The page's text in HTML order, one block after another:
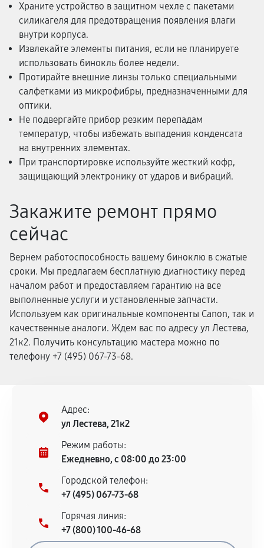
Храните устройство в защитном чехле с пакетами
силикагеля для предотвращения появления влаги
внутри корпуса.
Извлекайте элементы питания, если не планируете
использовать бинокль более недели.
Протирайте внешние линзы только специальными
салфетками из микрофибры, предназначенными для
оптики.
Не подвергайте прибор резким перепадам
температур, чтобы избежать выпадения конденсата
на внутренних элементах.
При транспортировке используйте жесткий кофр,
защищающий электронику от ударов и вибраций.
Закажите ремонт прямо
сейчас
Вернем работоспособность вашему биноклю в сжатые
сроки. Мы предлагаем бесплатную диагностику перед
началом работ и предоставляем гарантию на все
выполненные услуги и установленные запчасти.
Используем как оригинальные компоненты Canon, так и
качественные аналоги. Ждем вас по адресу ул Лестева,
21к2. Получить консультацию мастера можно по
телефону +7 (495) 067-73-68.
Адрес:
ул Лестева, 21к2
Режим работы:
Ежедневно, с 08:00 до 23:00
Городской телефон:
+7 (495) 067-73-68
Горячая линия:
+7 (800) 100-46-68